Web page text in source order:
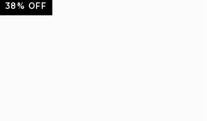
38% OFF